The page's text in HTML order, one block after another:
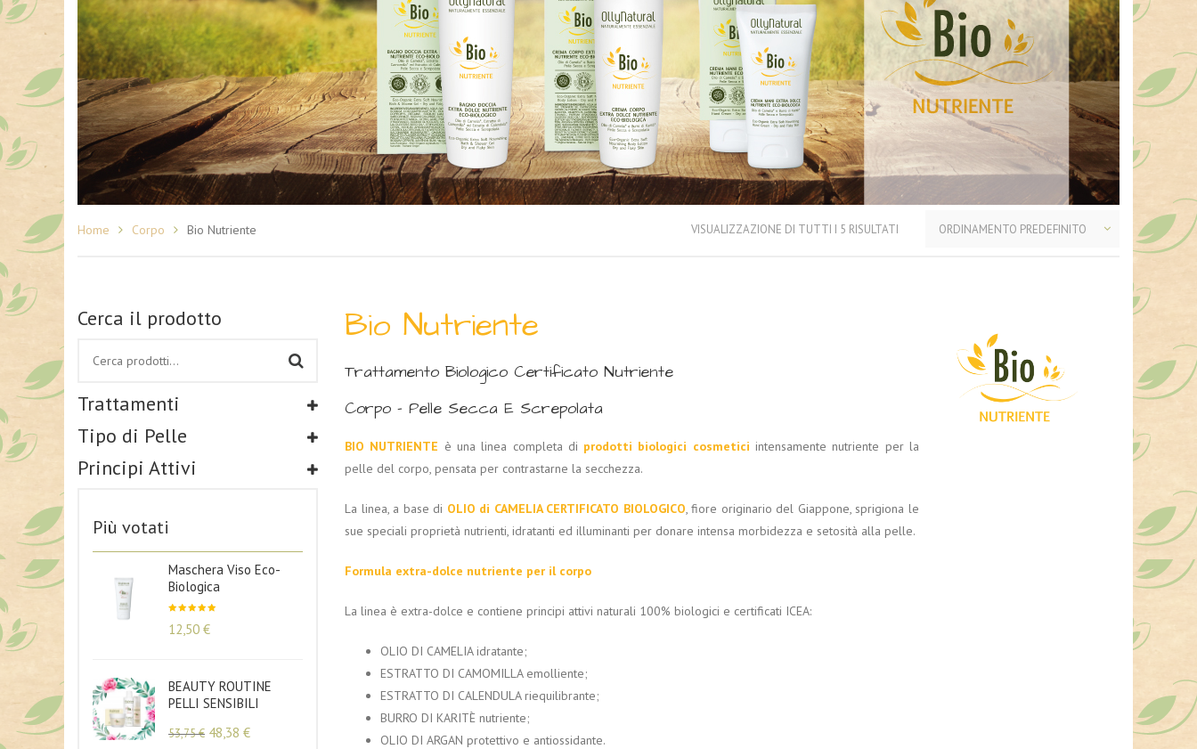
Home Corpo Bio Nutriente VISUALIZZAZIONE DI TUTTI I 5 RISULTATI
Cerca il prodotto
Trattamenti
Tipo di Pelle
Principi Attivi
Più votati
Maschera Viso Eco-
Biologica
5.00su
5
12,50 €
BEAUTY ROUTINE
PELLI SENSIBILI
53,75€ 48,38 €
Bio Nutriente
Trattamento Biologico Certificato Nutriente
Corpo - Pelle Secca E Screpolata
BIO NUTRIENTE è una linea completa di prodotti biologici cosmetici intensamente nutriente per la
pelle del corpo, pensata per contrastarne la secchezza.
La linea, a base di OLIO di CAMELIA CERTIFICATO BIOLOGICO , fiore originario del Giappone, sprigiona le
sue speciali proprietà nutrienti, idratanti ed illuminanti per donare intensa morbidezza e setosità alla pelle.
Formula extra-dolce nutriente per il corpo
La linea è extra-dolce e contiene principi attivi naturali 100% biologici e certificati ICEA:
OLIO DI CAMELIA idratante;
ESTRATTO DI CAMOMILLA emolliente;
ESTRATTO DI CALENDULA riequilibrante;
BURRO DI KARITÈ nutriente;
OLIO DI ARGAN protettivo e antiossidante.